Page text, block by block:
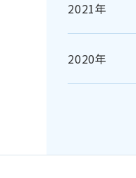
2021年
2020年